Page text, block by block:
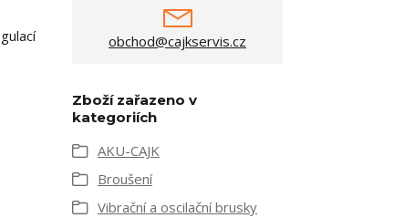
obchod@cajkservis.cz
Zboží zařazeno v
kategoriích
AKU-CAJK
Broušení
Vibrační a oscilační brusky